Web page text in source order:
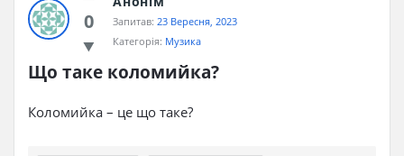
0 Запитав: 23 Вересня, 2023
Категорія: Музика
Що таке коломийка?
Коломийка – це що таке?